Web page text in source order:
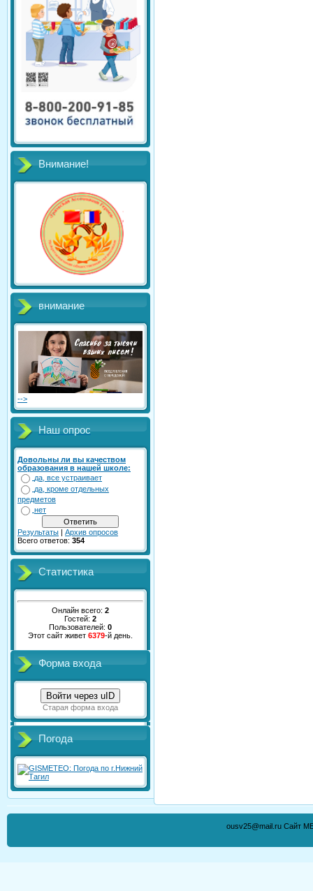
Внимание!
внимание
-->
Наш опрос
Довольны ли вы качеством
образования в нашей школе:
да, все устраивает
да, кроме отдельных
предметов
нет
Результаты | Архив опросов
Всего ответов: 354
Статистика
Онлайн всего: 2
Гостей: 2
Пользователей: 0
Этот сайт живет 6379-й день.
Форма входа
Войти через uID
Старая форма входа
Погода
ousv25@mail.ru Сайт